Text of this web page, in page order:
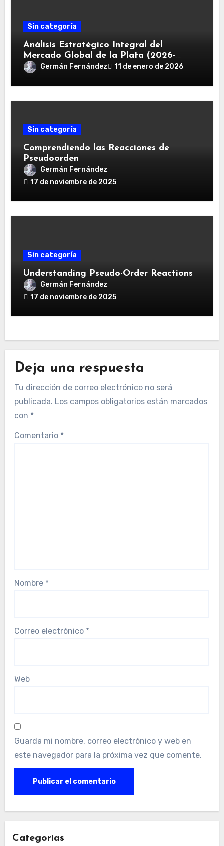
Sin categoría
Análisis Estratégico Integral del
Mercado Global de la Plata (2026-
2030): Convergencia de Déficit
Estructural, Revolución Industrial
Tecnológica y Restricciones Geopolíticas
Germán Fernández 11 de enero de 2026
Sin categoría
Comprendiendo las Reacciones de
Pseudoorden
Germán Fernández
17 de noviembre de 2025
Sin categoría
Understanding Pseudo-Order Reactions
Germán Fernández
17 de noviembre de 2025
Deja una respuesta
Tu dirección de correo electrónico no será
publicada. Los campos obligatorios están marcados
con *
Comentario *
Nombre *
Correo electrónico *
Web
Guarda mi nombre, correo electrónico y web en
este navegador para la próxima vez que comente.
Categorías